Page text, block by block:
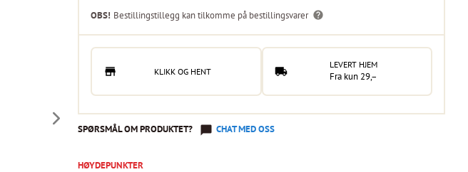
OBS! Bestillingstillegg kan tilkomme på bestillingsvarer
KLIKK OG HENT
LEVERT HJEM
Fra kun 29,–
SPØRSMÅL OM PRODUKTET? CHAT MED OSS
HØYDEPUNKTER